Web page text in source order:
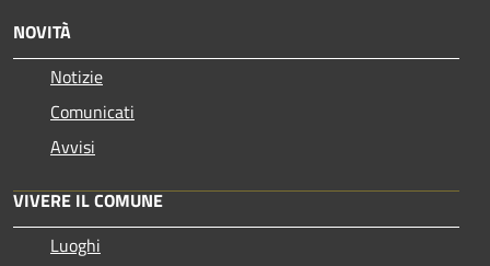
NOVITÀ
Notizie
Comunicati
Avvisi
VIVERE IL COMUNE
Luoghi